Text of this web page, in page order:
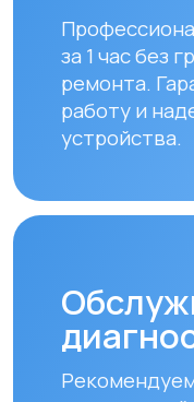
Рекомендуем
технический
месяцевдля
работы
залог чистого
устанавливаем
совместимые